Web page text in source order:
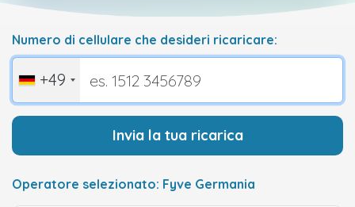
Numero di cellulare che desideri ricaricare:
+49
Invia la tua ricarica
Operatore selezionato: Fyve Germania